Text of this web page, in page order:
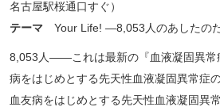
名古屋駅桜通口すぐ）
テーマ Your Life! —8,053人のあしたの
8,053人——これは最新の『血液凝固異常
病をはじめとする先天性血液凝固異常症
血友病をはじめとする先天性血液凝固異